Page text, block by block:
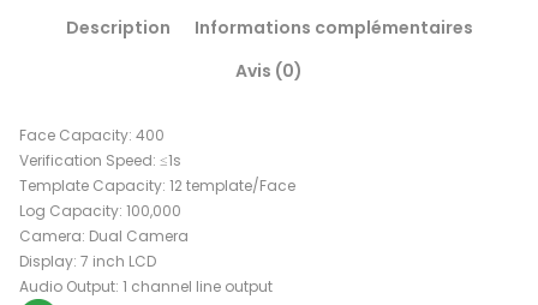
Description
Informations complémentaires
Avis (0)
Face Capacity: 400
Verification Speed: ≤1s
Template Capacity: 12 template/Face
Log Capacity: 100,000
Camera: Dual Camera
Display: 7 inch LCD
Audio Output: 1 channel line output